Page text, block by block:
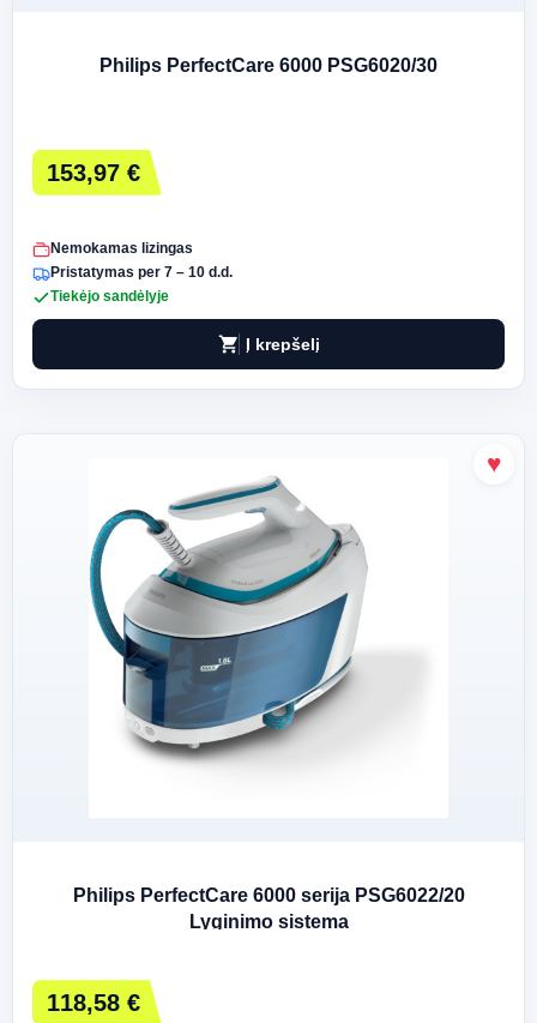
Philips PerfectCare 6000 PSG6020/30
153,97 €
Nemokamas lizingas
Pristatymas per 7 – 10 d.d.
Tiekėjo sandėlyje
shopping_cart Į krepšelį
Philips PerfectCare 6000 serija PSG6022/20
Lyginimo sistema
118,58 €